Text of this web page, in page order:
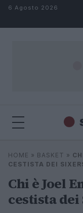
Salta al contenuto
6 Agosto 2026
Cerca
HOME » BASKET »
CESTISTA DEI
Chi è Joel
cestista dei